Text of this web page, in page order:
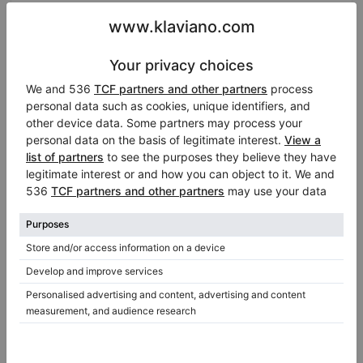
Telefon Sprache: Deutsch, English, Français
Informationen über den Verkäufer :
Klavierhändler/Klavierstimmer
Klaviersalon Berlin - Klavierbau Thomas Römer
Berlin/ Deutschland